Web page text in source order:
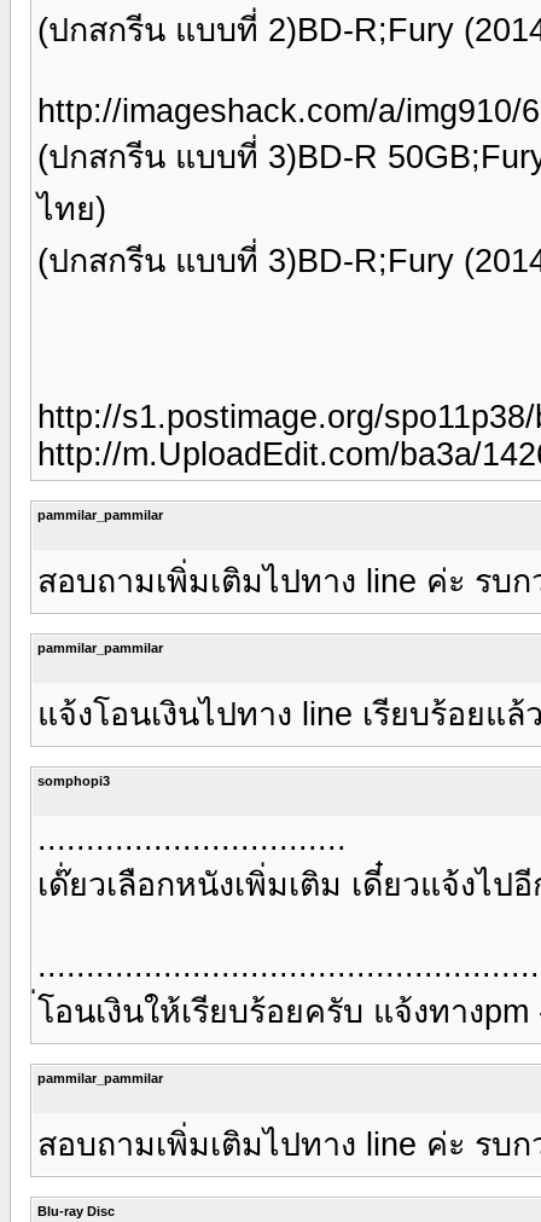
(ปกสกรีน แบบที่ 2)BD-R;Fury
http://imageshack.com/a/img910/
(ปกสกรีน แบบที่ 3)BD-R
ไทย)
(ปกสกรีน แบบที่ 3)BD-R;Fury
http://s1.postimage.org/
http://m.UploadEdit.com/ba3a/
pammilar_pammilar
สอบถามเพิ่มเติมไปทาง line ค่ะ รบ
pammilar_pammilar
แจ้งโอนเงินไปทาง line เรียบร้อยแ
somphopi3
................................
เด๊่ยวเลือกหนังเพิ่มเติม เดี๋ยวแจ้งไ
โอนเงินให้เรียบร้อยครับ แจ้งทาง
pammilar_pammilar
สอบถามเพิ่มเติมไปทาง line ค่ะ รบ
Blu-ray Disc